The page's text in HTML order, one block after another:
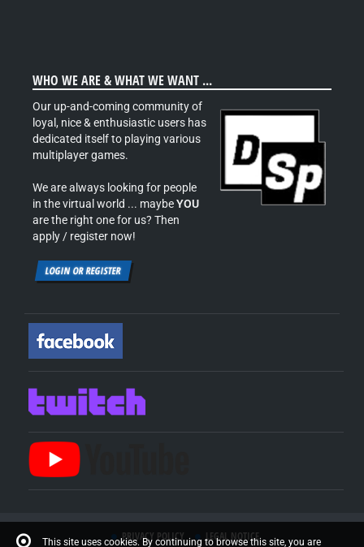
WHO WE ARE & WHAT WE WANT ...
Our up-and-coming community of
loyal, nice & enthusiastic users has
dedicated itself to playing various
multiplayer games.
We are always looking for people
in the virtual world ... maybeYOU
are the right one for us? Then
apply / register now!
LOGIN OR REGISTER
PRIVACY POLICY LEGAL NOTICE
This site uses cookies. By continuing to browse this site, you are